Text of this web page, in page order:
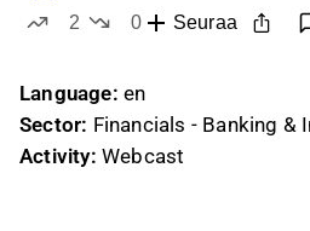
2
0
Seuraa
Language: en
Sector: Financials - Banking &
Activity: Webcast